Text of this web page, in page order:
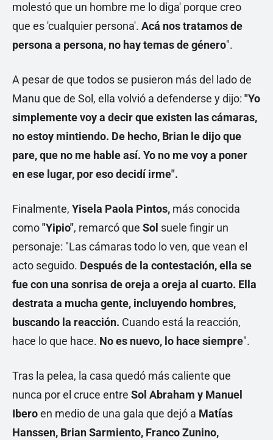
molestó que un hombre me lo diga' porque creo
que es 'cualquier persona'. Acá nos tratamos de
persona a persona, no hay temas de género".
A pesar de que todos se pusieron más del lado de
Manu que de Sol, ella volvió a defenderse y dijo: "Yo
simplemente voy a decir que existen las cámaras,
no estoy mintiendo. De hecho, Brian le dijo que
pare, que no me hable así. Yo no me voy a poner
en ese lugar, por eso decidí irme".
Finalmente, Yisela Paola Pintos, más conocida
como"Yipio", remarcó que Sol suele fingir un
personaje: "Las cámaras todo lo ven, que vean el
acto seguido. Después de la contestación, ella se
fue con una sonrisa de oreja a oreja al cuarto. Ella
destrata a mucha gente, incluyendo hombres,
buscando la reacción. Cuando está la reacción,
hace lo que hace. No es nuevo, lo hace siempre".
Tras la pelea, la casa quedó más caliente que
nunca por el cruce entre Sol Abraham y Manuel
Iberoen medio de una gala que dejó a Matías
Hanssen, Brian Sarmiento, Franco Zunino,